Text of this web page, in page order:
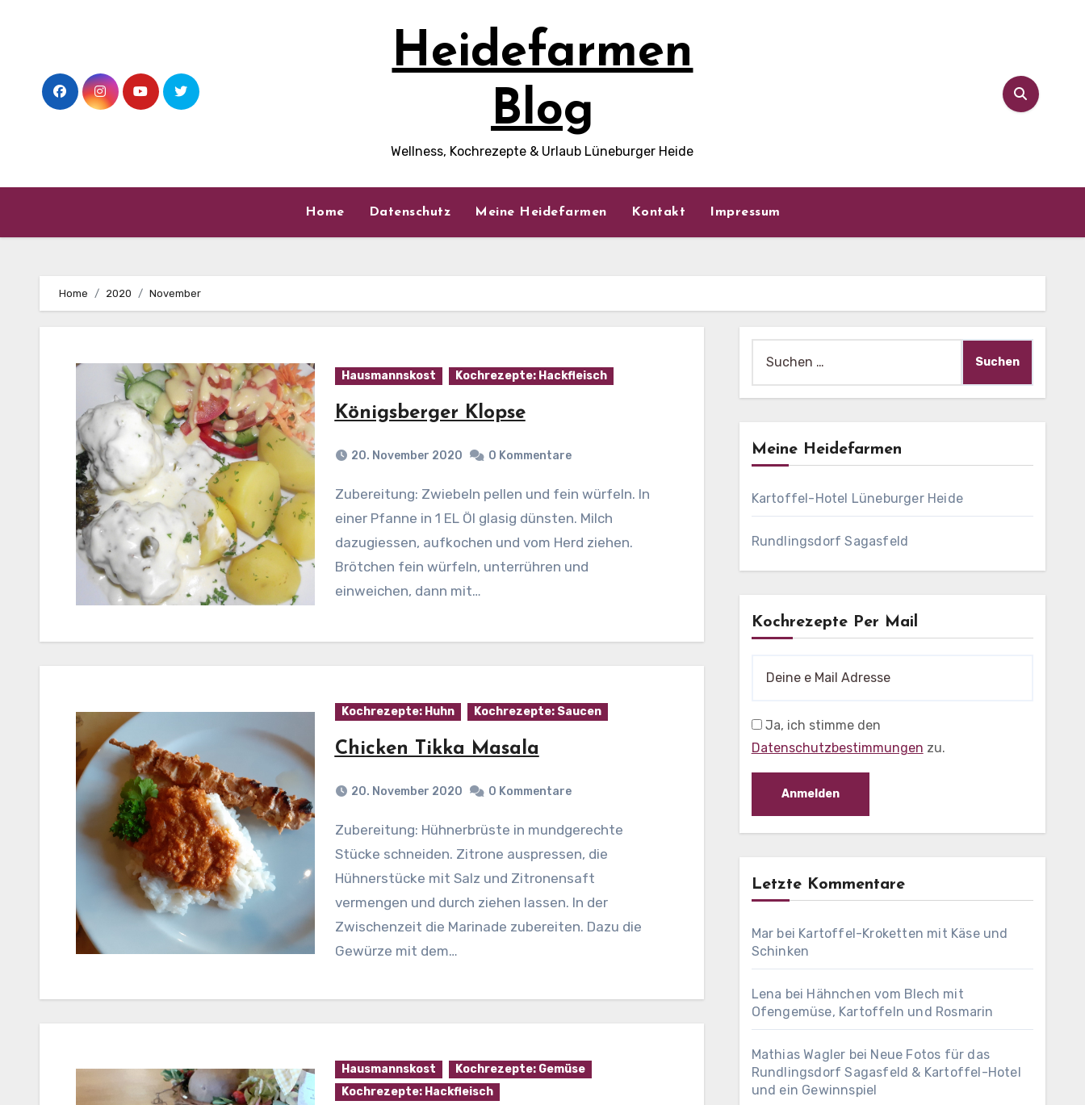
Heidefarmen
Blog
Wellness, Kochrezepte & Urlaub Lüneburger Heide
Home Datenschutz Meine Heidefarmen Kontakt Impressum
Home 2020 November
Hausmannskost Kochrezepte: Hackfleisch
Königsberger Klopse
20. November 2020 0 Kommentare
Zubereitung: Zwiebeln pellen und fein würfeln. In
einer Pfanne in 1 EL Öl glasig dünsten. Milch
dazugiessen, aufkochen und vom Herd ziehen.
Brötchen fein würfeln, unterrühren und
einweichen, dann mit…
Kochrezepte: Huhn Kochrezepte: Saucen
Chicken Tikka Masala
20. November 2020 0 Kommentare
Zubereitung: Hühnerbrüste in mundgerechte
Stücke schneiden. Zitrone auspressen, die
Hühnerstücke mit Salz und Zitronensaft
vermengen und durch ziehen lassen. In der
Zwischenzeit die Marinade zubereiten. Dazu die
Gewürze mit dem…
Hausmannskost
Kochrezepte: Gemüse
Kochrezepte: Hackfleisch
nach:
Meine Heidefarmen
Kartoffel-Hotel Lüneburger Heide
Rundlingsdorf Sagasfeld
Kochrezepte Per Mail
Ja, ich stimme den
Datenschutzbestimmungen zu.
Letzte Kommentare
Mar bei Kartoffel-Kroketten mit Käse und
Schinken
Lena bei Hähnchen vom Blech mit
Ofengemüse, Kartoffeln und Rosmarin
Mathias Wagler bei Neue Fotos für das
Rundlingsdorf Sagasfeld & Kartoffel-Hotel
und ein Gewinnspiel